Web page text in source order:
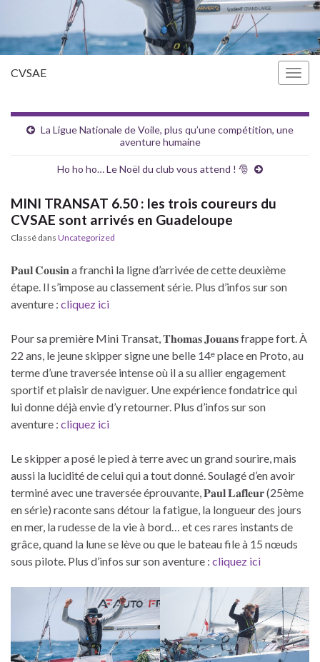
CVSAE
La Ligue Nationale de Voile, plus qu’une compétition, une
aventure humaine
Ho ho ho… Le Noël du club vous attend ! 🎅
MINI TRANSAT 6.50 : les trois coureurs du
CVSAE sont arrivés en Guadeloupe
Classé dans Uncategorized
𝐏𝐚𝐮𝐥 𝐂𝐨𝐮𝐬𝐢𝐧 a franchi la ligne d’arrivée de cette deuxième
étape. Il s’impose au classement série. Plus d’infos sur son
aventure : cliquez ici
Pour sa première Mini Transat, 𝐓𝐡𝐨𝐦𝐚𝐬 𝐉𝐨𝐮𝐚𝐧𝐬 frappe fort. À
22 ans, le jeune skipper signe une belle 14ᵉ place en Proto, au
terme d’une traversée intense où il a su allier engagement
sportif et plaisir de naviguer. Une expérience fondatrice qui
lui donne déjà envie d’y retourner. Plus d’infos sur son
aventure : cliquez ici
Le skipper a posé le pied à terre avec un grand sourire, mais
aussi la lucidité de celui qui a tout donné. Soulagé d’en avoir
terminé avec une traversée éprouvante, 𝐏𝐚𝐮𝐥 𝐋𝐚𝐟𝐥𝐞𝐮𝐫 (25ème
en série) raconte sans détour la fatigue, la longueur des jours
en mer, la rudesse de la vie à bord… et ces rares instants de
grâce, quand la lune se lève ou que le bateau file à 15 nœuds
sous pilote. Plus d’infos sur son aventure : cliquez ici